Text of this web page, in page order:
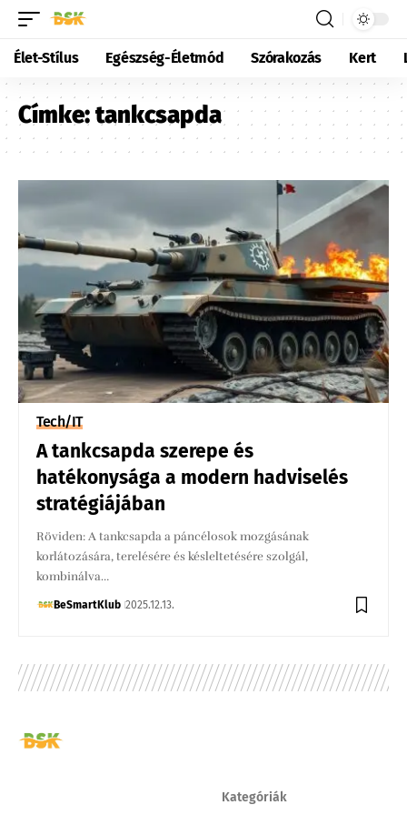
Élet-Stílus Egészség-Életmód Szórakozás Kert
Címke:tankcsapda
Tech/IT
A tankcsapda szerepe és
hatékonysága a modern hadviselés
stratégiájában
Röviden: A tankcsapda a páncélosok mozgásának
korlátozására, terelésére és késleltetésére szolgál,
kombinálva…
BeSmartKlub 2025.12.13.
Kategóriák